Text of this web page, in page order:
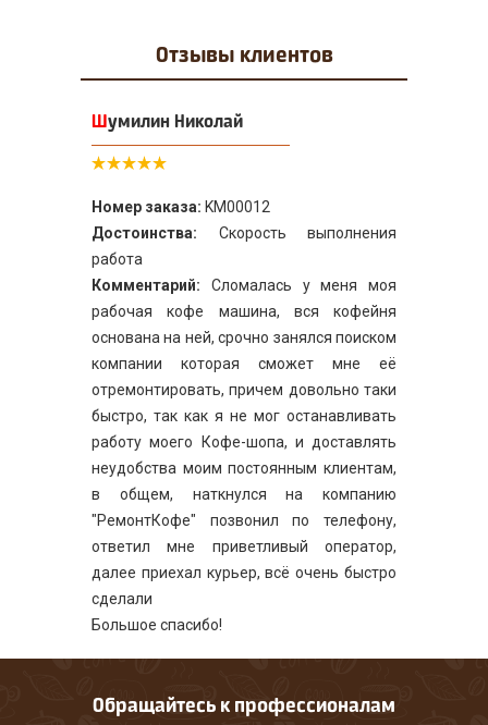
Отзывы клиентов
Шумилин Николай
Номер заказа: KM00012
Достоинства: Скорость выполнения
работа
Комментарий: Сломалась у меня моя
рабочая кофе машина, вся кофейня
основана на ней, срочно занялся поиском
компании которая сможет мне её
отремонтировать, причем довольно таки
быстро, так как я не мог останавливать
работу моего Кофе-шопа, и доставлять
неудобства моим постоянным клиентам,
в общем, наткнулся на компанию
"РемонтКофе" позвонил по телефону,
ответил мне приветливый оператор,
далее приехал курьер, всё очень быстро
сделали
Большое спасибо!
Обращайтесь к профессионалам